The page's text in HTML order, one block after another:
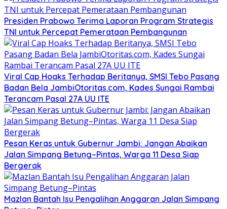
Presiden Prabowo Terima Laporan Program Strategis
TNI untuk Percepat Pemerataan Pembangunan
Viral Cap Hoaks Terhadap Beritanya, SMSI Tebo Pasang
Badan Bela JambiOtoritas.com, Kades Sungai Rambai
Terancam Pasal 27A UU ITE
Pesan Keras untuk Gubernur Jambi: Jangan Abaikan
Jalan Simpang Betung–Pintas, Warga 11 Desa Siap
Bergerak
Mazlan Bantah Isu Pengalihan Anggaran Jalan Simpang